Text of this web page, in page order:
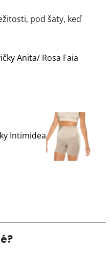
pod šaty, keď
Anita/ Rosa Faia
Intimidea